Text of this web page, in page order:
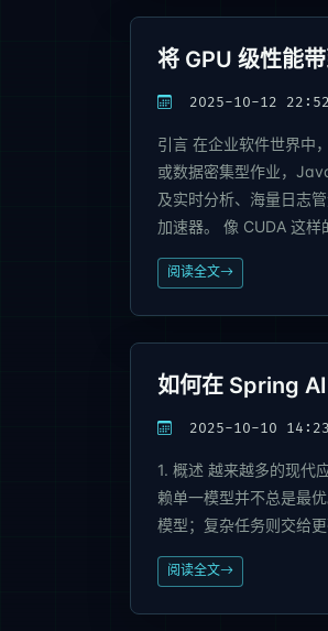
将 GPU 级性能
2025-10-12 22:52
引言 在企业软件世界中
或数据密集型作业，
及实时分析、海量日志
加速器。 像 CUDA 这样
阅读全文
如何在 Spring
2025-10-10 14:23
1. 概述 越来越多的现代
赖单一模型并不总是最
模型；复杂任务则交给
阅读全文